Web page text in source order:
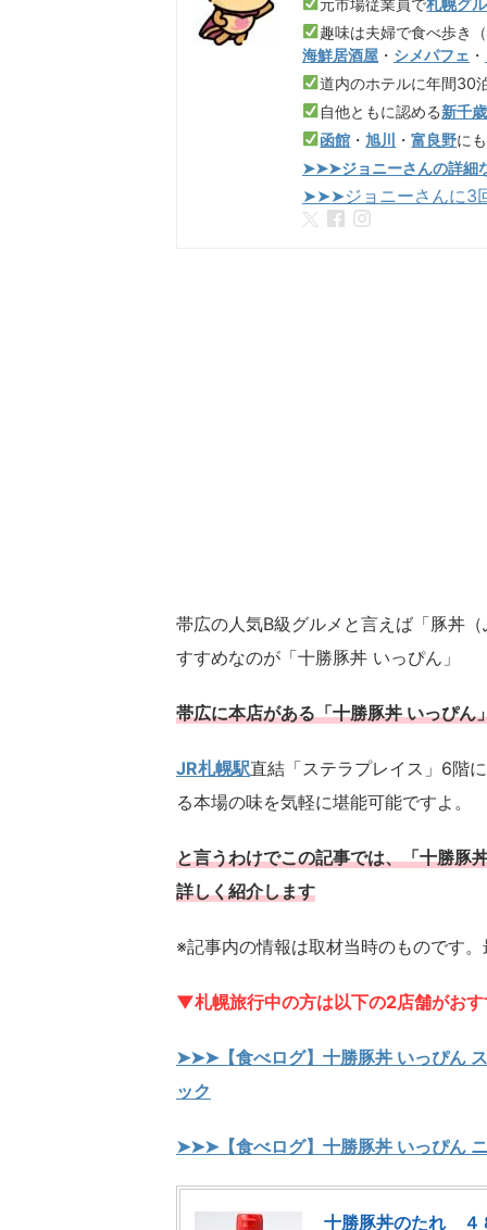
趣味は夫婦で食べ歩き（
海鮮居酒屋 ・ シメパフェ ・
道内のホテルに年間30
自他ともに認める新千
函館 ・旭川 ・富良野に
➤➤➤ジョニーさんの詳細
➤➤➤ジョニーさんに3
帯広の人気B級グルメと言えば「豚丼
すすめなのが「十勝豚丼 いっぴん」
帯広に本店がある「十勝豚丼 いっぴん
JR札幌駅直結「ステラプレイス」6階
る本場の味を気軽に堪能可能ですよ。
と言うわけでこの記事では、「十勝豚
詳しく紹介します
※記事内の情報は取材当時のものです
▼札幌旅行中の方は以下の2店舗がおす
➤➤➤【食べログ】十勝豚丼 いっぴん
ック
➤➤➤【食べログ】十勝豚丼 いっぴん
十勝豚丼のたれ ４